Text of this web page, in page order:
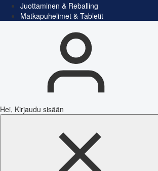
Juottaminen & Reballing
Matkapuhelimet & Tabletit
Hei, Kirjaudu sisään